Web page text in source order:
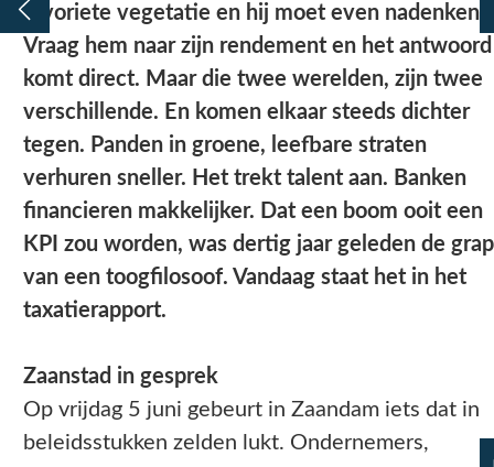
favoriete vegetatie en hij moet even nadenken.
Vraag hem naar zijn rendement en het antwoord
komt direct. Maar die twee werelden, zijn twee
verschillende. En komen elkaar steeds dichter
tegen. Panden in groene, leefbare straten
verhuren sneller. Het trekt talent aan. Banken
financieren makkelijker. Dat een boom ooit een
KPI zou worden, was dertig jaar geleden de grap
van een toogfilosoof. Vandaag staat het in het
taxatierapport.
Zaanstad in gesprek
Op vrijdag 5 juni gebeurt in Zaandam iets dat in
beleidsstukken zelden lukt. Ondernemers,